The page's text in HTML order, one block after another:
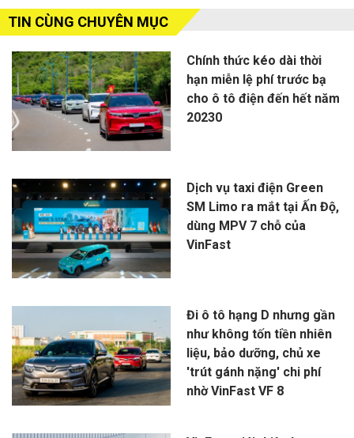
TIN CÙNG CHUYÊN MỤC
Chính thức kéo dài thời
hạn miễn lệ phí trước bạ
cho ô tô điện đến hết năm
20230
Dịch vụ taxi điện Green
SM Limo ra mắt tại Ấn Độ,
dùng MPV 7 chỗ của
VinFast
Đi ô tô hạng D nhưng gần
như không tốn tiền nhiên
liệu, bảo dưỡng, chủ xe
'trút gánh nặng' chi phí
nhờ VinFast VF 8